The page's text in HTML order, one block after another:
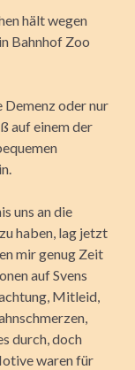
hält wegen
Bahnhof Zoo
oder nur
auf einem der
uns an die
haben, lag jetzt
mir genug Zeit
auf Svens
Mitleid,
durch, doch
waren für